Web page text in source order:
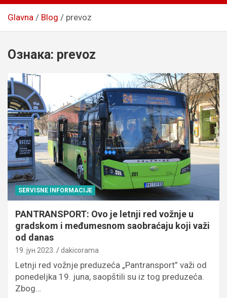
Glavna Blog prevoz
Ознака: prevoz
SERVISNE INFORMACIJE
PANTRANSPORT: Ovo je letnji red vožnje u
gradskom i međumesnom saobraćaju koji važi
od danas
19. јун 2023. dakicorama
Letnji red vožnje preduzeća „Pantransport” važi od
ponedeljka 19. juna, saopštili su iz tog preduzeća.
Zbog…